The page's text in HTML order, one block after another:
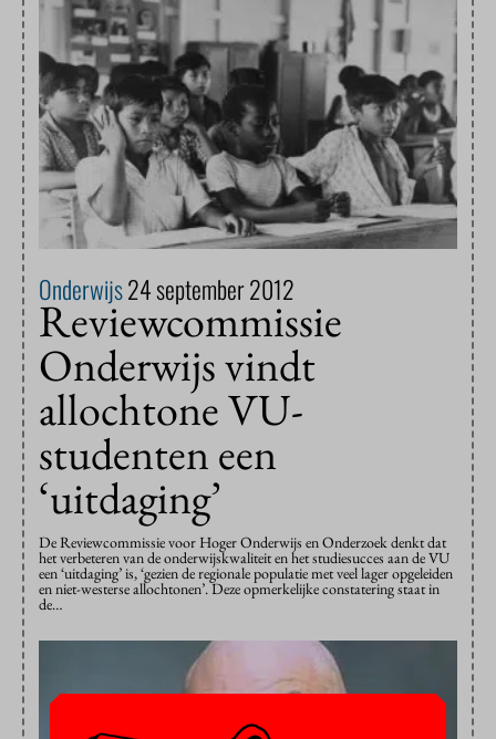
Onderwijs24 september 2012
Reviewcommissie
Onderwijs vindt
allochtone VU-
studenten een
‘uitdaging’
De Reviewcommissie voor Hoger Onderwijs en Onderzoek denkt dat
het verbeteren van de onderwijskwaliteit en het studiesucces aan de VU
een ‘uitdaging’ is, ‘gezien de regionale populatie met veel lager opgeleiden
en niet-westerse allochtonen’. Deze opmerkelijke constatering staat in
de…